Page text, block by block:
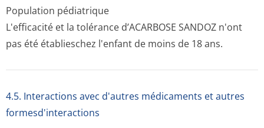
Population pédiatrique
L'efficacité et la tolérance d’ACARBOSE SANDOZ n'ont
pas été établieschez l'enfant de moins de 18 ans.
4.5. Interactions avec d'autres médicaments et autres
formesd'interactions